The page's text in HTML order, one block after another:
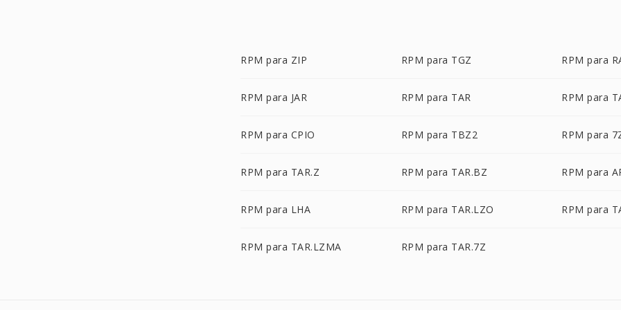
RPM para ZIP RPM para TGZ RPM para
RPM para JAR RPM para TAR RPM para
RPM para CPIO RPM para TBZ2 RPM para
RPM para TAR.Z RPM para TAR.BZ RPM para
RPM para LHA RPM para TAR.LZO RPM para
RPM para TAR.LZMA RPM para TAR.7Z